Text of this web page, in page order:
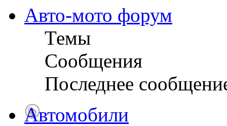
Авто-мото форум
Темы
Сообщения
Последнее
Автомобили